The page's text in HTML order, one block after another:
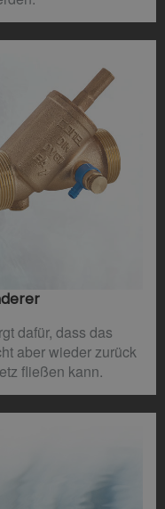
dafür, dass das
aber wieder zurück
fließen kann.